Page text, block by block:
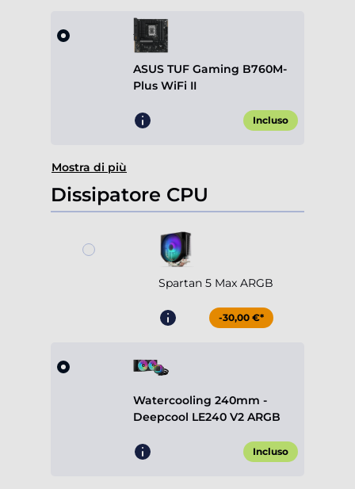
ASUS TUF Gaming B760M-
Plus WiFi II
Incluso
Mostra di più
Dissipatore CPU
Spartan 5 Max ARGB
-30,00 €*
Watercooling 240mm -
Deepcool LE240 V2 ARGB
Incluso